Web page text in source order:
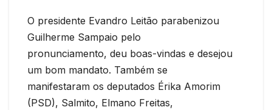
O presidente Evandro Leitão parabenizou
Guilherme Sampaio pelo
pronunciamento, deu boas-vindas e desejou
um bom mandato. Também se
manifestaram os deputados Érika Amorim
(PSD), Salmito, Elmano Freitas,